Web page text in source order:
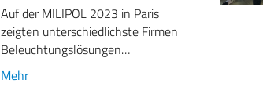
Auf der MILIPOL 2023 in Paris
zeigten unterschiedlichste Firmen
Beleuchtungslösungen…
Mehr